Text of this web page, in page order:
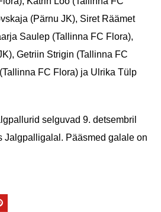
(Pärnu JK), Siret Räämet
Saulep (Tallinna FC Flora),
Getriin Strigin (Tallinna FC
FC Flora) ja Ulrika Tülp
selguvad 9. detsembril
Jalgpalligalal. Pääsmed galale on